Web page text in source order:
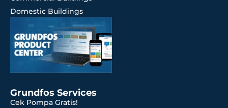
Domestic Buildings
Grundfos Services
Cek Pompa Gratis!